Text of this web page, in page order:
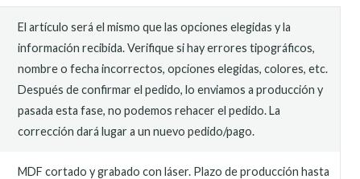
El artículo será el mismo que las opciones elegidas y la
información recibida. Verifique si hay errores tipográficos,
nombre o fecha incorrectos, opciones elegidas, colores, etc.
Después de confirmar el pedido, lo enviamos a producción y
pasada esta fase, no podemos rehacer el pedido. La
corrección dará lugar a un nuevo pedido/pago.
MDF cortado y grabado con láser. Plazo de producción hasta